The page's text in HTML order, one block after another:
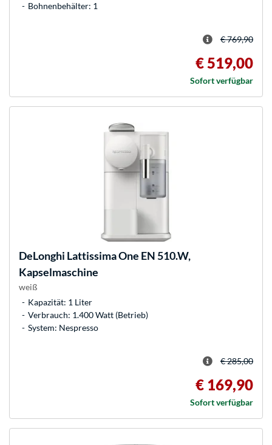
Bohnenbehälter: 1
€ 769,90
€ 519,00
Sofort verfügbar
DeLonghi Lattissima One EN 510.W,
Kapselmaschine
weiß
Kapazität: 1 Liter
Verbrauch: 1.400 Watt (Betrieb)
System: Nespresso
€ 285,00
€ 169,90
Sofort verfügbar